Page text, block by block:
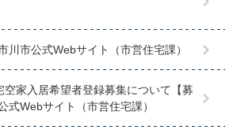
川市公式Webサイト（市営住宅課）
空家入居希望者登録募集について【募
式Webサイト（市営住宅課）